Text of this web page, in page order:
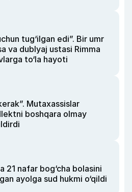
tug‘ilgan edi”. Bir umr
va dublyaj ustasi Rimma
to‘la hayoti
Mutaxassislar
boshqara olmay
21 nafar bog‘cha bolasini
ayolga sud hukmi o‘qildi